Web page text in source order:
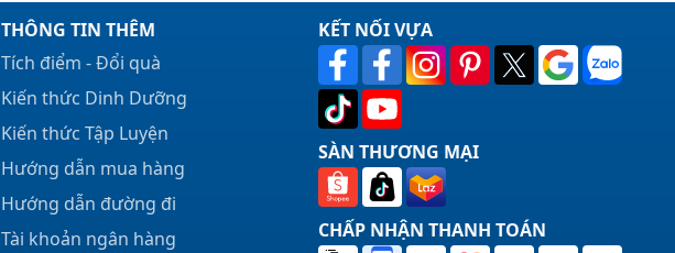
THÔNG TIN THÊM
Tích điểm - Đổi quà
Kiến thức Dinh Dưỡng
Kiến thức Tập Luyện
Hướng dẫn mua hàng
Hướng dẫn đường đi
Tài khoản ngân hàng
KẾT NỐI VỰA
SÀN THƯƠNG MẠI
CHẤP NHẬN THANH TOÁN